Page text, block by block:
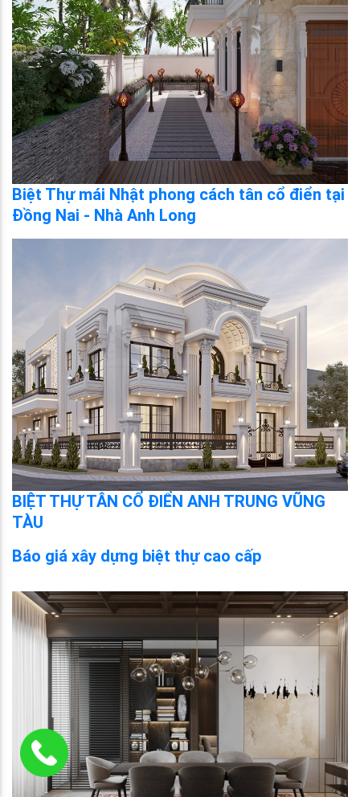
Biệt Thự mái Nhật phong cách tân cổ điển tại
Đồng Nai - Nhà Anh Long
BIỆT THỰ TÂN CỔ ĐIỂN ANH TRUNG VŨNG
TÀU
Báo giá xây dựng biệt thự cao cấp